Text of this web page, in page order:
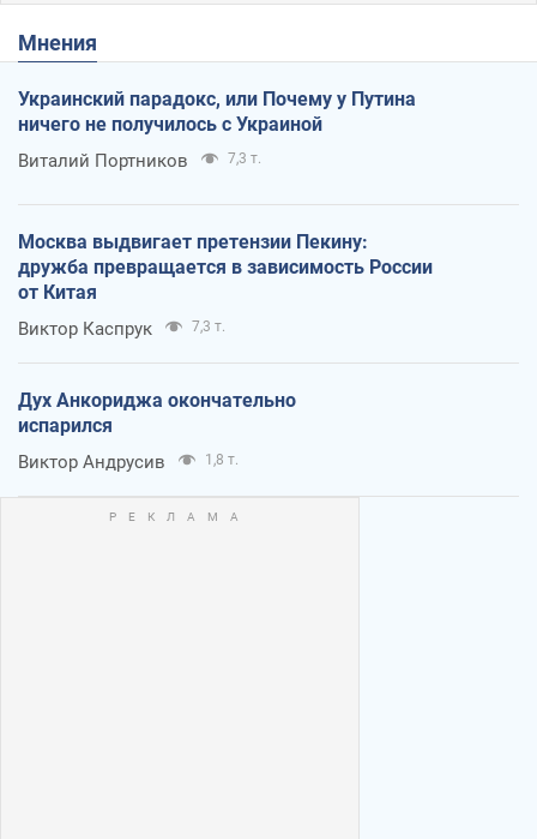
Мнения
Украинский парадокс, или Почему у Путина
ничего не получилось с Украиной
Виталий Портников 7,3 т.
Москва выдвигает претензии Пекину:
дружба превращается в зависимость России
от Китая
Виктор Каспрук 7,3 т.
Дух Анкориджа окончательно
испарился
Виктор Андрусив 1,8 т.